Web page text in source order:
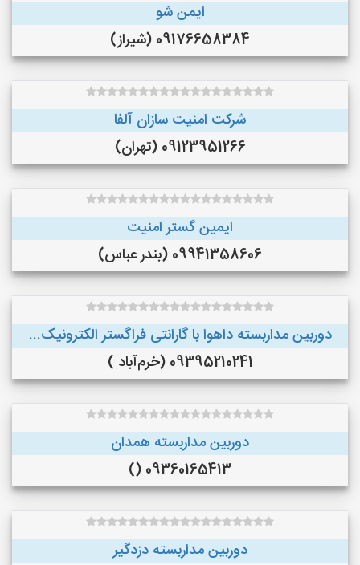
ایمن شو
09176658384 (شیراز)
شرکت امنیت سازان آلفا
09123951266 (تهران)
ایمین گستر امنیت
09941358606 (بندر عباس)
دوربین مداربسته داهوا با گارانتی فراگستر الکترونیک...
09395210241 (خرم‌آباد )
دوربین مداربسته همدان
09360165413 ()
دوربین مداربسته دزدگیر